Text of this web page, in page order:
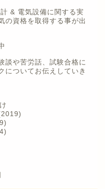
& 電気設備に関する実
の資格を取得する事が出
談や苦労話、試験合格に
についてお伝えしていき